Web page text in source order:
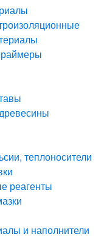
теплоносители
реагенты
и наполнители